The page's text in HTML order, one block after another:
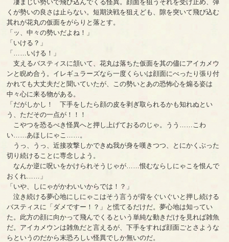
凄まじい勢いで飛び込んでくる怪異。顔面を狙うそれを受け止め、弾
くが勢いの良さは止らない。短期決戦を狙えども、隙を突いて飛び込む
其れが花丸の仮面をがらりと落とす。
「ッ、中々の勢いだよね！」
「いける？」
「……いける！」
支えるバスティスに頷いて、花丸は落ちた仮面を其の儘にアイカメウ
ンと睨め合う。イレギュラーズなら一度くらいは顔面にべったり張り付
かれても大丈夫だと聞いていたが、この勢いとあの恐怖心を煽る姿は
中々心に来る物がある。
「だがしかし！ 下手をしたら顔の皮を剥ぎ取られるかも知れぬとい
う、ただその一点が！！！
こやつを恐るべき怪異へと押し上げておるのじゃ。うう……こわ
い……あほしにゃこ……。
うっ、うっ、近接攻撃しかできぬ我が身を嘆きつつ、とにかくぶった
切り続けることに専念しよう。
なんか逆に呪いをかけられそうじゃが……恨むならしにゃこを恨んで
おくれ……」
「いや、しにゃがかわいいからでは！？」
泣き続ける夢心地にしにゃこはそう言うが背をぐいぐいと押し続ける
バスティスに「ダメですー！？」と慌てるだけだ。夢心地は知ってい
た。此方の顔に向かって飛んでくるという単純な動きだけを見れば雑魚
だ。アイカメウンは雑魚だと言えるが、下手をすれば顔面ごとさような
らというのだから末恐ろしい怪異でしか無いのだ。